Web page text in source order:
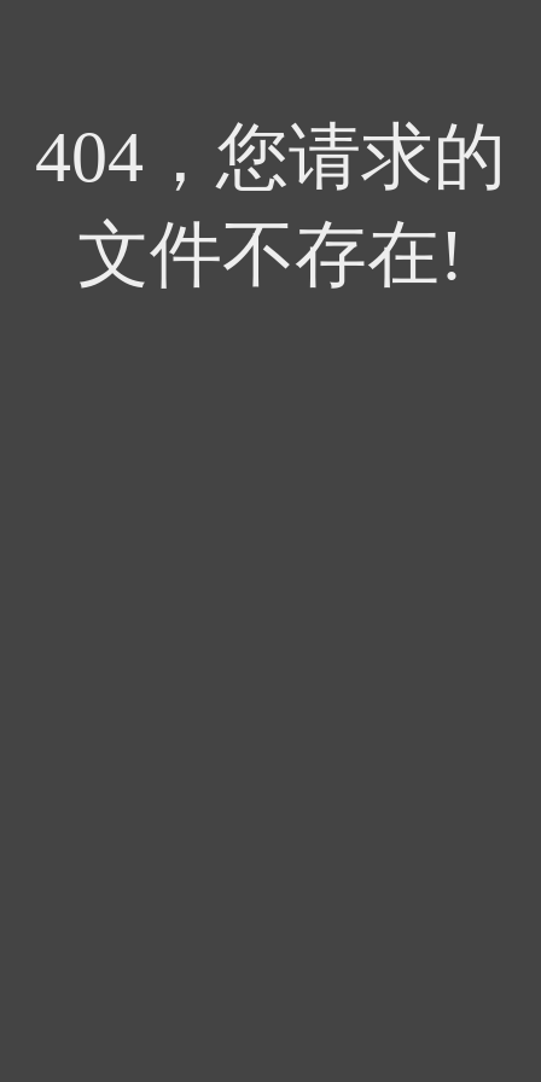
404，您请求的
文件不存在!